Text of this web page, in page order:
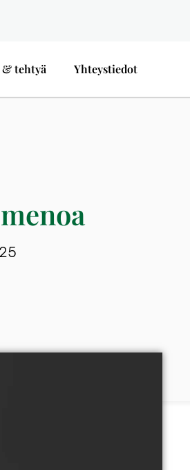
& tehtyä Yhteystiedot